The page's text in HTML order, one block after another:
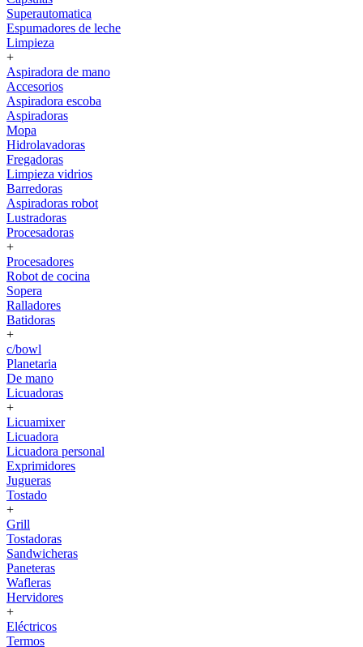
Superautomatica
Espumadores de leche
Limpieza
+
Aspiradora de mano
Accesorios
Aspiradora escoba
Aspiradoras
Mopa
Hidrolavadoras
Fregadoras
Limpieza vidrios
Barredoras
Aspiradoras robot
Lustradoras
Procesadoras
+
Procesadores
Robot de cocina
Sopera
Ralladores
Batidoras
+
c/bowl
Planetaria
De mano
Licuadoras
+
Licuamixer
Licuadora
Licuadora personal
Exprimidores
Jugueras
Tostado
+
Grill
Tostadoras
Sandwicheras
Paneteras
Wafleras
Hervidores
+
Eléctricos
Termos